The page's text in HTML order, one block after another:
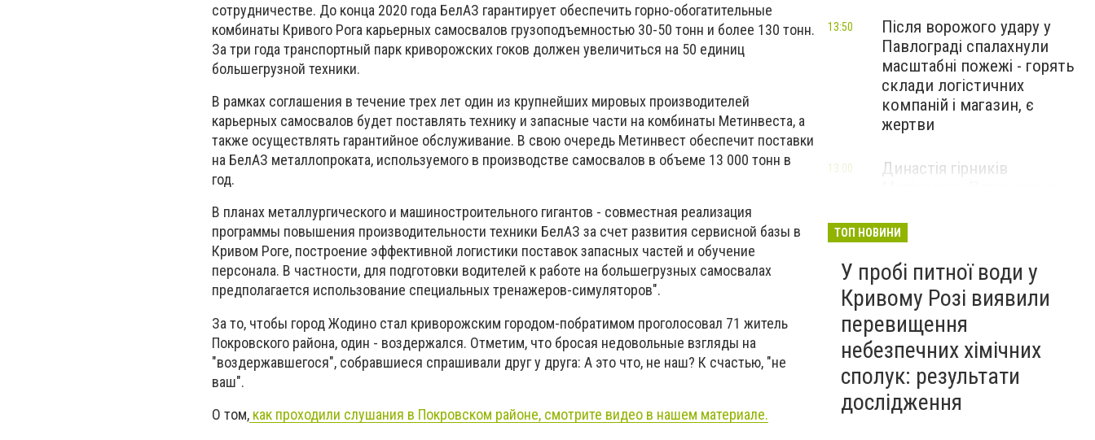
сотрудничестве. До конца 2020 года БелАЗ гарантирует обеспечить горно-обогатительные
комбинаты Кривого Рога карьерных самосвалов грузоподъемностью 30-50 тонн и более 130 тонн.
За три года транспортный парк криворожских гоков должен увеличиться на 50 единиц
большегрузной техники.
В рамках соглашения в течение трех лет один из крупнейших мировых производителей
карьерных самосвалов будет поставлять технику и запасные части на комбинаты Метинвеста, а
также осуществлять гарантийное обслуживание. В свою очередь Метинвест обеспечит поставки
на БелАЗ металлопроката, используемого в производстве самосвалов в объеме 13 000 тонн в
год.
В планах металлургического и машиностроительного гигантов - совместная реализация
программы повышения производительности техники БелАЗ за счет развития сервисной базы в
Кривом Роге, построение эффективной логистики поставок запасных частей и обучение
персонала. В частности, для подготовки водителей к работе на большегрузных самосвалах
предполагается использование специальных тренажеров-симуляторов".
За то, чтобы город Жодино стал криворожским городом-побратимом проголосовал 71 житель
Покровского района, один - воздержался. Отметим, что бросая недовольные взгляды на
"воздержавшегося", собравшиеся спрашивали друг у друга: А это что, не наш? К счастью, "не
ваш".
О том, как проходили слушания в Покровском районе, смотрите видео в нашем материале.
Після ворожого удару у
Павлограді спалахнули
масштабні пожежі - горять
склади логістичних
компаній і магазин, є
жертви
13:50
Династія гірників
поколінь там, де панує
повага
НОВИНИ КОМПАНІЙ
13:00
Літній відпочинок 2026 у
Кривому Розі
ПАРТНЕРСЬКИЙ СПЕЦПРОЄКТ
13:00
ТОП НОВИНИ
У пробі питної води у
Кривому Розі виявили
перевищення
небезпечних хімічних
сполук: результати
дослідження